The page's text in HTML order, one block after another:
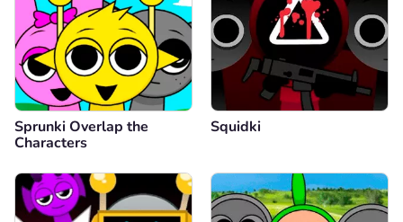
Sprunki Overlap the
Characters
Squidki